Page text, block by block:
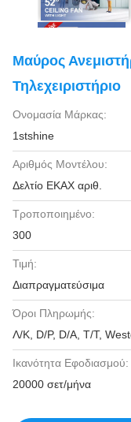
Μαύρος
Τηλεχειριστήριο
Ονομασία Μάρκας:
1stshine
Αριθμός Μοντέλου:
Δελτίο ΕΚΑΧ αριθ.
Τροποποιημένο:
300
Τιμή:
Διαπραγματεύσιμα
Όροι Πληρωμής:
Λ/Κ, D/P, D/A, T/T,
Ικανότητα Εφοδιασμού:
20000 σετ/μήνα